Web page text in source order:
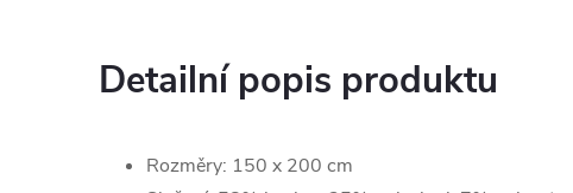
Detailní popis produktu
Rozměry: 150 x 200 cm